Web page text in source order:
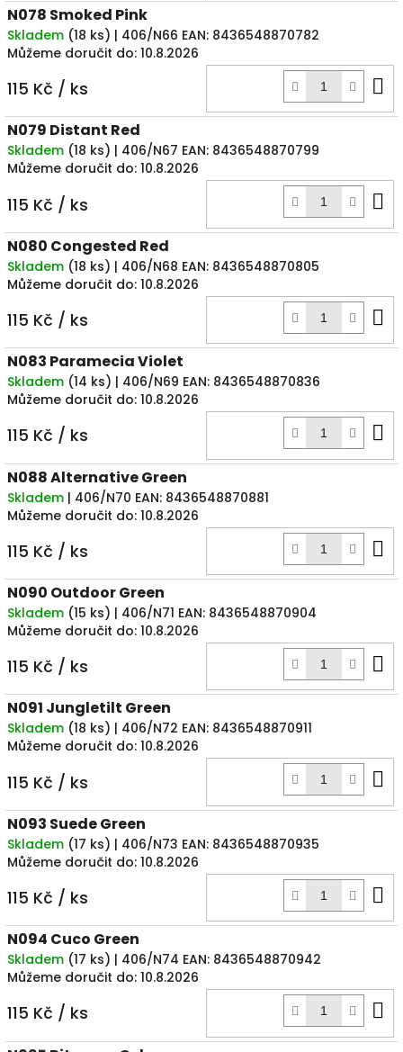
N078 Smoked Pink
Skladem (18 ks) | 406/N66 EAN: 8436548870782
Můžeme doručit do: 10.8.2026
115 Kč / ks
N079 Distant Red
Skladem (18 ks) | 406/N67 EAN: 8436548870799
Můžeme doručit do: 10.8.2026
115 Kč / ks
N080 Congested Red
Skladem (18 ks) | 406/N68 EAN: 8436548870805
Můžeme doručit do: 10.8.2026
115 Kč / ks
N083 Paramecia Violet
Skladem (14 ks) | 406/N69 EAN: 8436548870836
Můžeme doručit do: 10.8.2026
115 Kč / ks
N088 Alternative Green
Skladem | 406/N70 EAN: 8436548870881
Můžeme doručit do: 10.8.2026
115 Kč / ks
N090 Outdoor Green
Skladem (15 ks) | 406/N71 EAN: 8436548870904
Můžeme doručit do: 10.8.2026
115 Kč / ks
N091 Jungletilt Green
Skladem (18 ks) | 406/N72 EAN: 8436548870911
Můžeme doručit do: 10.8.2026
115 Kč / ks
N093 Suede Green
Skladem (17 ks) | 406/N73 EAN: 8436548870935
Můžeme doručit do: 10.8.2026
115 Kč / ks
N094 Cuco Green
Skladem (17 ks) | 406/N74 EAN: 8436548870942
Můžeme doručit do: 10.8.2026
115 Kč / ks